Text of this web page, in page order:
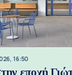
16:50
εποχή